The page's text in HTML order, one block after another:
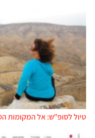
טיול לסופ"ש: אל המקומות